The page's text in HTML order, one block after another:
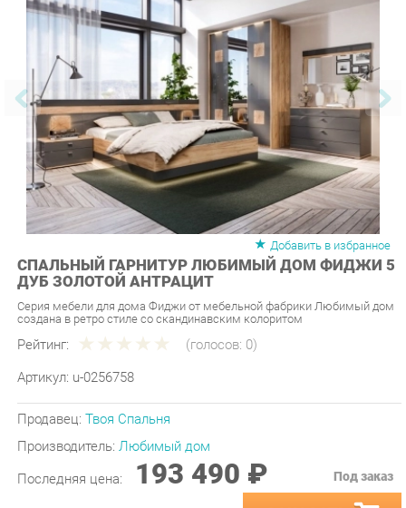
Добавить в избранное
СПАЛЬНЫЙ ГАРНИТУР ЛЮБИМЫЙ ДОМ ФИДЖИ 5
ДУБ ЗОЛОТОЙ АНТРАЦИТ
Серия мебели для дома Фиджи от мебельной фабрики Любимый дом
Рейтинг: (голосов:0 )
Артикул: u-0256758
Производитель: Любимый дом
Последняя цена: 193 490 ₽
- ЗАКАЗАТЬ